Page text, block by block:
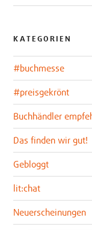
KATEGORIEN
#buchmesse
#preisgekrönt
Buchhändler
Das finden wir gut!
Gebloggt
lit:chat
Neuerscheinungen